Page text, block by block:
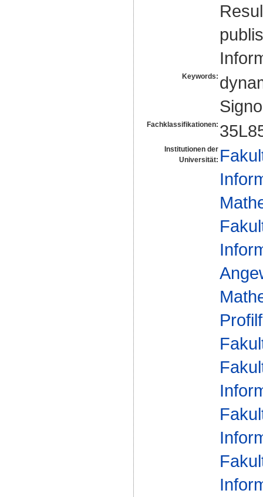
Keywords:
Fachklassifikationen:
Institutionen der
Universität: